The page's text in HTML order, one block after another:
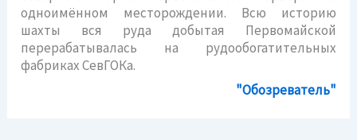
одноимённом месторождении. Всю историю
шахты вся руда добытая Первомайской
перерабатывалась на рудообогатительных
фабриках СевГОКа.
"Обозреватель"